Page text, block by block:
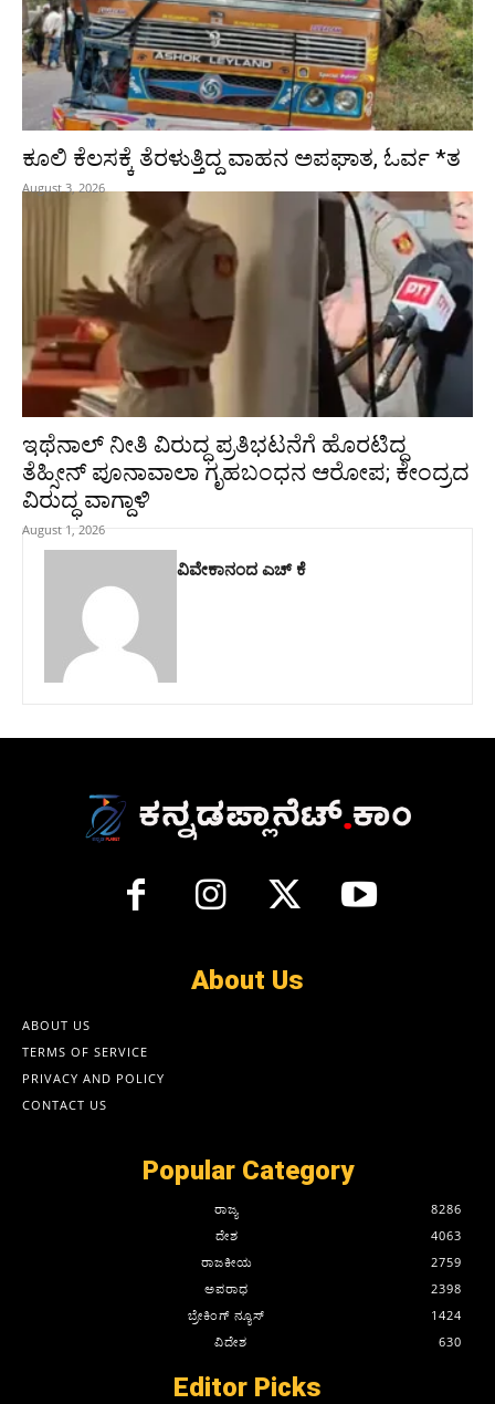
ಕೂಲಿ ಕೆಲಸಕ್ಕೆ ತೆರಳುತ್ತಿದ್ದ ವಾಹನ ಅಪಘಾತ, ಓರ್ವ *ತ
August 3, 2026
ಇಥೆನಾಲ್‌ ನೀತಿ ವಿರುದ್ಧ ಪ್ರತಿಭಟನೆಗೆ ಹೊರಟಿದ್ದ
ತೆಹ್ಸೀನ್‌ ಪೂನಾವಾಲಾ ಗೃಹಬಂಧನ ಆರೋಪ; ಕೇಂದ್ರದ
ವಿರುದ್ಧ ವಾಗ್ದಾಳಿ
August 1, 2026
ವಿವೇಕಾನಂದ ಎಚ್ ಕೆ
About Us
ABOUT US
TERMS OF SERVICE
PRIVACY AND POLICY
CONTACT US
Popular Category
ರಾಜ್ಯ
8286
ದೇಶ
4063
ರಾಜಕೀಯ
2759
ಅಪರಾಧ
2398
ಬ್ರೇಕಿಂಗ್ ನ್ಯೂಸ್
1424
ವಿದೇಶ
630
Editor Picks